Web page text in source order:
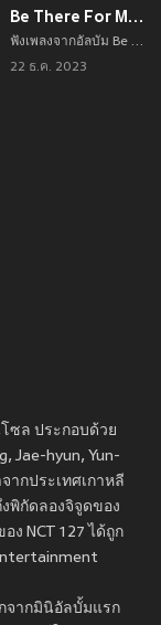
Be There For Me - Winter Special Single
ฟังเพลงจากอัลบัม Be There For Me - Winter Special Single เพลงใหม่จาก อัพเดทเพลงใหม่ล่าสุดก่อนใคร ตลอดปี 2021
22 ธ.ค. 2023
โซล ประกอบด้วย
Jae-hyun, Yun-
ากประเทศเกาหลี
พิกัดลองจิจูดของ
ง NCT 127 ได้ถูก
จากมินิอัลบั้มแรก